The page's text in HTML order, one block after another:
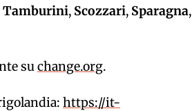
Tamburini, Scozzari, Sparagna,
suchange.org.
https://it-